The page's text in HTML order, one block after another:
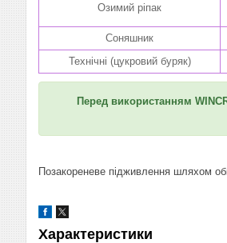
Озимий ріпак
Соняшник
Технічні (цукровий буряк)
Перед використанням
Позакореневе підживлення шляхом
Характеристики